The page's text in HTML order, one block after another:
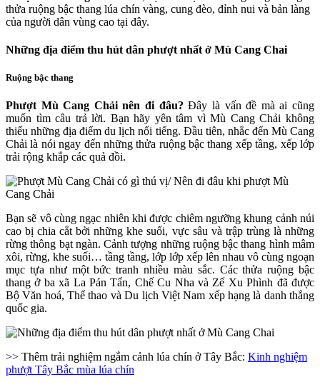
thửa ruộng bậc thang lúa chín vàng, cung đèo, đỉnh nui và bản làng
của người dân vùng cao tại đây.
Những địa điểm thu hút dân phượt nhất ở Mù Cang Chai
Ruộng bậc thang
Phượt Mù Cang Chải nên đi đâu? Đây là vấn đề mà ai cũng
muốn tìm câu trả lời. Bạn hãy yên tâm vì Mù Cang Chải không
thiếu những địa điểm du lịch nổi tiếng. Đầu tiên, nhắc đến Mù Cang
Chải là nói ngay đến những thửa ruộng bậc thang xếp tầng, xếp lớp
trải rộng khắp các quả đồi.
Bạn sẽ vô cùng ngạc nhiên khi được chiêm ngưỡng khung cảnh núi
cao bị chia cắt bởi những khe suối, vực sâu và trập trùng là những
rừng thông bạt ngàn. Cảnh tượng những ruộng bậc thang hình mâm
xôi, rừng, khe suối… tầng tầng, lớp lớp xếp lên nhau vô cùng ngoạn
mục tựa như một bức tranh nhiều màu sắc. Các thửa ruộng bậc
thang ở ba xã La Pán Tẩn, Chế Cu Nha và Zế Xu Phình đã được
Bộ Văn hoá, Thể thao và Du lịch Việt Nam xếp hạng là danh thắng
quốc gia.
>> Thêm trải nghiệm ngắm cảnh lúa chín ở Tây Bắc: Kinh nghiệm
phượt Tây Bắc mùa lúa chín